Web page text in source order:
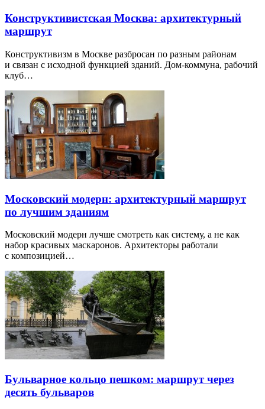
Конструктивистская Москва: архитектурный
маршрут
Конструктивизм в Москве разбросан по разным районам
и связан с исходной функцией зданий. Дом-коммуна, рабочий
клуб…
Московский модерн: архитектурный маршрут
по лучшим зданиям
Московский модерн лучше смотреть как систему, а не как
набор красивых маскаронов. Архитекторы работали
с композицией…
Бульварное кольцо пешком: маршрут через
десять бульваров